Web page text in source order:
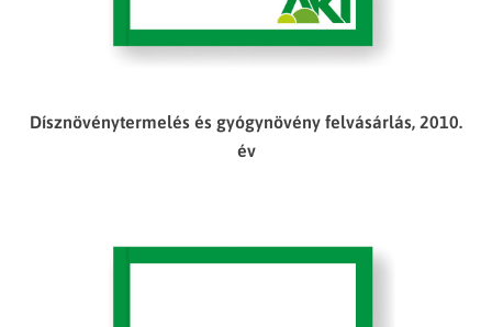
Dísznövénytermelés és gyógynövény felvásárlás, 2010.
év